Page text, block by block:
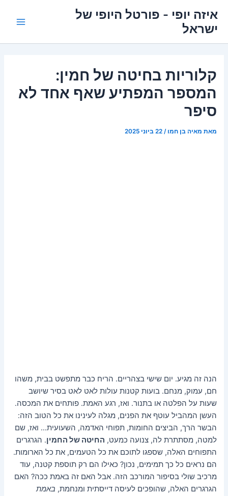
לתוכןאיזה יופי - פורטל היופי של
ישראל
קלוריות בחיטה של חמין:
המספר המפתיע שאף אחד לא
סיפר
מאת מאיה בן חמו/22 ביוני 2025
הנה זה מגיע. יום שישי בצהריים. הריח כבר מתפשט בבית, משהו
חם, עמוק, מנחם. בועות קטנות עולות לאט לאט בסיר שיושב
שעות על הפלטה או בתנור. ואז, רגע האמת. פותחים את המכסה.
העשן המהביל עוטף את הפנים, מגלה לעינינו את כל הטוב הזה:
הבשר הרך, הביצים החומות, תפוחי האדמה, השעועית… ואז, שם
למטה, מסתתרת לה, צנועה כמעט, החיטה של החמין. הגרגרים
התפוחים האלה, שספגו לתוכם את כל הטעמים, את כל הארומות.
הם נראים כל כך תמימים, נכון? כאילו הם רק תוספת קטנה, עוד
מרכיב שולי בסיפור המורכב הזה. אבל האם זה באמת ככה? האם
הגרגרים האלה, שהופכים לעיסה דייסתית ומנחמת, באמת